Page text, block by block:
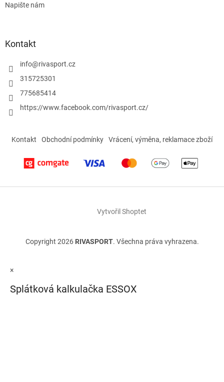
Napište nám
Kontakt
info@rivasport.cz
315725301
775685414
https://www.facebook.com/rivasport.cz/
Kontakt Obchodní podmínky Vrácení, výměna, reklamace zboží
Vytvořil Shoptet
Copyright 2026 RIVASPORT. Všechna práva vyhrazena.
×
Splátková kalkulačka ESSOX